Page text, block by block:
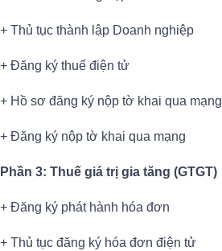
+ Thủ tục thành lập Doanh nghiệp
+ Đăng ký thuế điện tử
+ Hồ sơ đăng ký nộp tờ khai qua mạng
+ Đăng ký nộp tờ khai qua mạng
Phần 3: Thuế giá trị gia tăng (GTGT)
+ Đăng ký phát hành hóa đơn
+ Thủ tục đăng ký hóa đơn điện tử